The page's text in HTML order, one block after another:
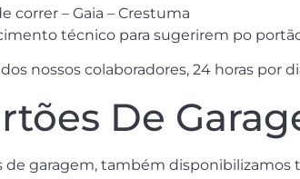
– Gaia – Crestuma
técnico para sugerirem po
nossos colaboradores, 24 horas por
De
garagem, também disponibilizamos